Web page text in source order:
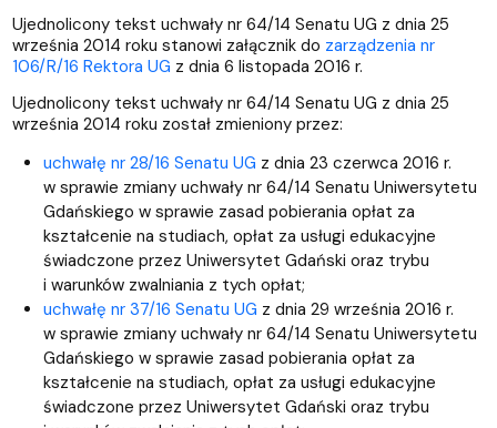
Ujednolicony tekst uchwały nr 64/14 Senatu UG z dnia 25
września 2014 roku stanowi załącznik do zarządzenia nr
106/R/16 Rektora UG z dnia 6 listopada 2016 r.
Ujednolicony tekst uchwały nr 64/14 Senatu UG z dnia 25
września 2014 roku został zmieniony przez:
uchwałę nr 28/16 Senatu UG z dnia 23 czerwca 2016 r.
w sprawie zmiany uchwały nr 64/14 Senatu Uniwersytetu
Gdańskiego w sprawie zasad pobierania opłat za
kształcenie na studiach, opłat za usługi edukacyjne
świadczone przez Uniwersytet Gdański oraz trybu
i warunków zwalniania z tych opłat;
uchwałę nr 37/16 Senatu UG z dnia 29 września 2016 r.
w sprawie zmiany uchwały nr 64/14 Senatu Uniwersytetu
Gdańskiego w sprawie zasad pobierania opłat za
kształcenie na studiach, opłat za usługi edukacyjne
świadczone przez Uniwersytet Gdański oraz trybu